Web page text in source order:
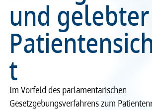
Karriere
Recht
meineBLÄK
Karriere
Recht
meineBLÄK
und gelebter
t
Im Vorfeld des parlamentarischen
Gesetzgebungsverfahrens zum